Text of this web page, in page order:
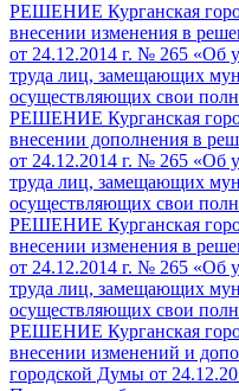
РЕШЕНИЕ Курганская
внесении изменения в
от 24.12.2014 г. № 265 «Об
труда лиц, замещающих
осуществляющих свои
РЕШЕНИЕ Курганская
внесении дополнения в
от 24.12.2014 г. № 265 «Об
труда лиц, замещающих
осуществляющих свои
РЕШЕНИЕ Курганская
внесении изменения в
от 24.12.2014 г. № 265 «Об
труда лиц, замещающих
осуществляющих свои
РЕШЕНИЕ Курганская
внесении изменений и
городской Думы от